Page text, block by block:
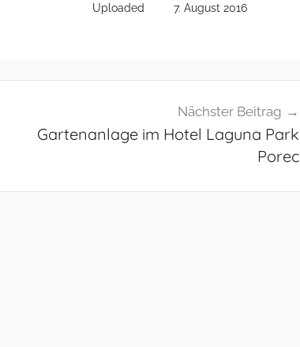
Uploaded
7. August 2016
Nächster Beitrag
Gartenanlage im Hotel Laguna Park
Porec